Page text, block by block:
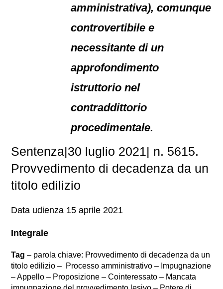
amministrativa), comunque
controvertibile e
necessitante di un
approfondimento
istruttorio nel
contraddittorio
procedimentale.
Sentenza|30 luglio 2021| n. 5615.
Provvedimento di decadenza da un
titolo edilizio
Data udienza 15 aprile 2021
Integrale
Tag – parola chiave: Provvedimento di decadenza da un
titolo edilizio – Processo amministrativo – Impugnazione
– Appello – Proposizione – Cointeressato – Mancata